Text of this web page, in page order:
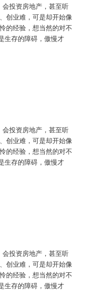
会投资房地产，甚至听
创业难，可是却开始像
的经验，想当然的对不
生存的障碍，傲慢才
会投资房地产，甚至听
创业难，可是却开始像
的经验，想当然的对不
生存的障碍，傲慢才
会投资房地产，甚至听
创业难，可是却开始像
的经验，想当然的对不
生存的障碍，傲慢才